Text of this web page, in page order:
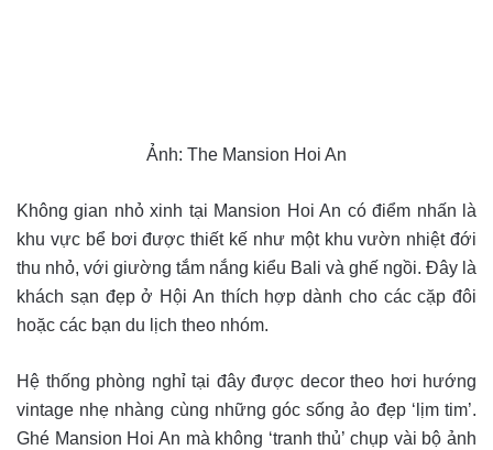
Ảnh: The Mansion Hoi An
Không gian nhỏ xinh tại Mansion Hoi An có điểm nhấn là
khu vực bể bơi được thiết kế như một khu vườn nhiệt đới
thu nhỏ, với giường tắm nắng kiểu Bali và ghế ngồi. Đây là
khách sạn đẹp ở Hội An thích hợp dành cho các cặp đôi
hoặc các bạn du lịch theo nhóm.
Hệ thống phòng nghỉ tại đây được decor theo hơi hướng
vintage nhẹ nhàng cùng những góc sống ảo đẹp ‘lịm tim’.
Ghé Mansion Hoi An mà không ‘tranh thủ’ chụp vài bộ ảnh